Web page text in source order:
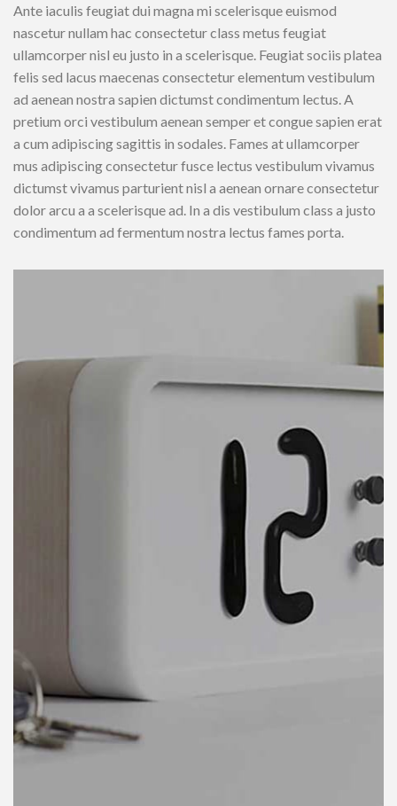
Ante iaculis feugiat dui magna mi scelerisque euismod
nascetur nullam hac consectetur class metus feugiat
ullamcorper nisl eu justo in a scelerisque. Feugiat sociis platea
felis sed lacus maecenas consectetur elementum vestibulum
ad aenean nostra sapien dictumst condimentum lectus. A
pretium orci vestibulum aenean semper et congue sapien erat
a cum adipiscing sagittis in sodales. Fames at ullamcorper
mus adipiscing consectetur fusce lectus vestibulum vivamus
dictumst vivamus parturient nisl a aenean ornare consectetur
dolor arcu a a scelerisque ad. In a dis vestibulum class a justo
condimentum ad fermentum nostra lectus fames porta.